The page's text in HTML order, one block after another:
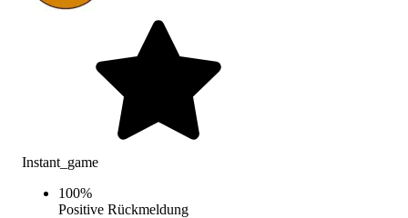
Instant_game
100%
Positive Rückmeldung